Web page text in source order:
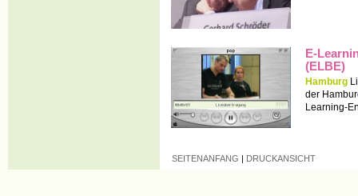
E-
(ELBE)
Hamburg
der
Learning-
SEITENANFANG | DRUCKANSICHT